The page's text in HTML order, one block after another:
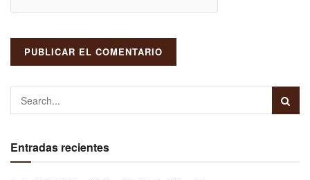
Entradas recientes